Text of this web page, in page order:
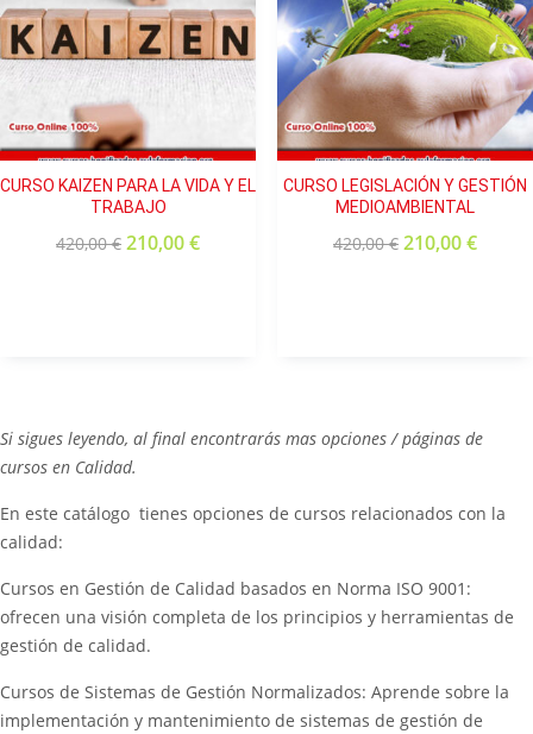
CURSO KAIZEN PARA LA VIDA Y EL
TRABAJO
420,00€ 210,00€
CURSO LEGISLACIÓN Y GESTIÓN
MEDIOAMBIENTAL
420,00€ 210,00€
Si sigues leyendo, al final encontrarás mas opciones / páginas de
cursos en Calidad.
En este catálogo tienes opciones de cursos relacionados con la
calidad:
Cursos en Gestión de Calidad basados en Norma ISO 9001:
ofrecen una visión completa de los principios y herramientas de
gestión de calidad.
Cursos de Sistemas de Gestión Normalizados: Aprende sobre la
implementación y mantenimiento de sistemas de gestión de